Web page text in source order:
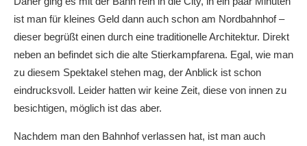
ist man für kleines Geld dann auch schon am Nordbahnhof –
dieser begrüßt einen durch eine traditionelle Architektur. Direkt
neben an befindet sich die alte Stierkampfarena. Egal, wie man
zu diesem Spektakel stehen mag, der Anblick ist schon
eindrucksvoll. Leider hatten wir keine Zeit, diese von innen zu
besichtigen, möglich ist das aber.
Nachdem man den Bahnhof verlassen hat, ist man auch